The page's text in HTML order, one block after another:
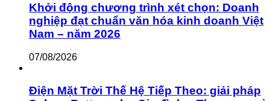
Khởi động chương trình xét chọn: Doanh
nghiệp đạt chuẩn văn hóa kinh doanh Việt
Nam – năm 2026
07/08/2026
Điện Mặt Trời Thế Hệ Tiếp Theo: giải pháp